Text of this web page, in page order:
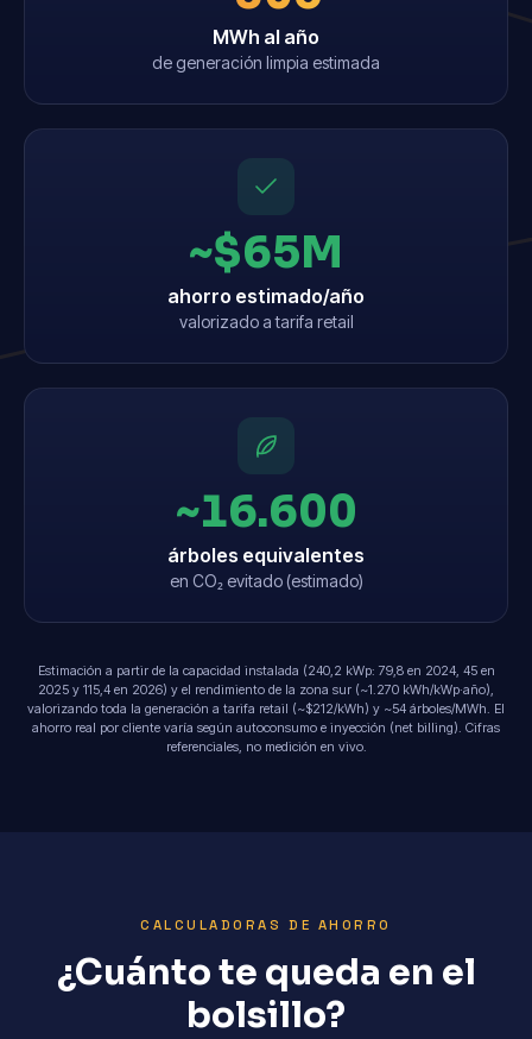
MWh al año
de generación limpia estimada
~$65M
ahorro estimado/año
valorizado a tarifa retail
~16.600
árboles equivalentes
en CO₂ evitado (estimado)
Estimación a partir de la capacidad instalada (240,2 kWp: 79,8 en 2024, 45 en
2025 y 115,4 en 2026) y el rendimiento de la zona sur (~1.270 kWh/kWp·año),
valorizando toda la generación a tarifa retail (~$212/kWh) y ~54 árboles/MWh. El
ahorro real por cliente varía según autoconsumo e inyección (net billing). Cifras
referenciales, no medición en vivo.
CALCULADORAS DE AHORRO
¿Cuánto te queda en el
bolsillo?